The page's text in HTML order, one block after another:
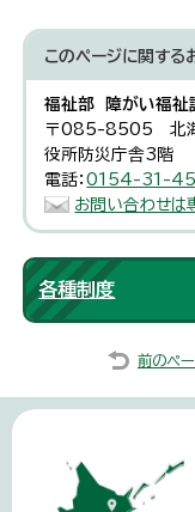
このページに関する
福祉部 障がい福祉
〒085-8505 北海
役所防災庁舎3階
電話：0154-31-
お問い合わせは
各種制度
前のペ